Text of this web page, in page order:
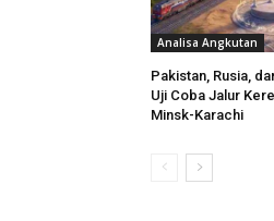
Analisa Angkutan
Pakistan, Rusia,
Uji Coba Jalur
Minsk-Karachi